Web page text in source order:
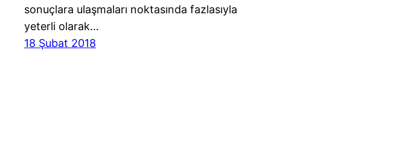
sonuçlara ulaşmaları noktasında fazlasıyla
yeterli olarak…
18 Şubat 2018